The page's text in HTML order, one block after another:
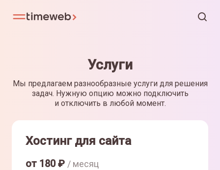
Услуги
Мы предлагаем разнообразные услуги для решения
задач. Нужную опцию можно подключить
и отключить в любой момент.
Хостинг для сайта
от 180₽ / месяц